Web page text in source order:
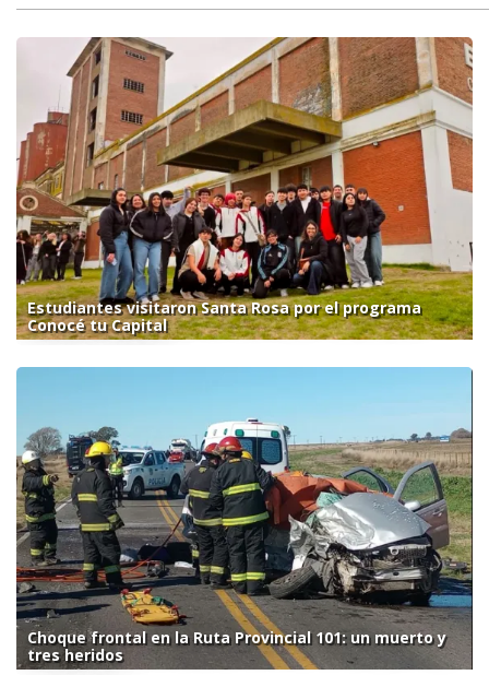
Estudiantes visitaron Santa Rosa por el programa
Conocé tu Capital
Choque frontal en la Ruta Provincial 101: un muerto y
tres heridos